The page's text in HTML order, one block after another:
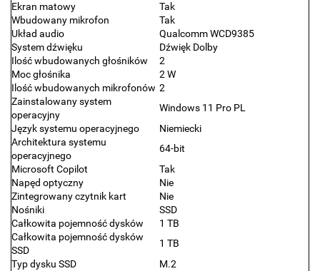
Ekran matowy
Tak
Wbudowany mikrofon
Tak
Układ audio
Qualcomm WCD9385
System dźwięku
Dźwięk Dolby
Ilość wbudowanych głośników
2
Moc głośnika
2 W
Ilość wbudowanych mikrofonów 2
Zainstalowany system
operacyjny
Windows 11 Pro PL
Język systemu operacyjnego
Niemiecki
Architektura systemu
operacyjnego
64-bit
Microsoft Copilot
Tak
Napęd optyczny
Nie
Zintegrowany czytnik kart
Nie
Nośniki
SSD
Całkowita pojemność dysków
1 TB
Całkowita pojemność dysków
SSD
1 TB
Typ dysku SSD
M.2